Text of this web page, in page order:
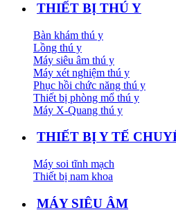
THIẾT BỊ THÚ Y
Bàn khám thú y
Lồng thú y
Máy siêu âm thú y
Máy xét nghiệm thú y
Phục hồi chức năng thú y
Thiết bị phòng mổ thú y
Máy X-Quang thú y
THIẾT BỊ Y TẾ
Máy soi tĩnh mạch
Thiết bị nam khoa
MÁY SIÊU ÂM